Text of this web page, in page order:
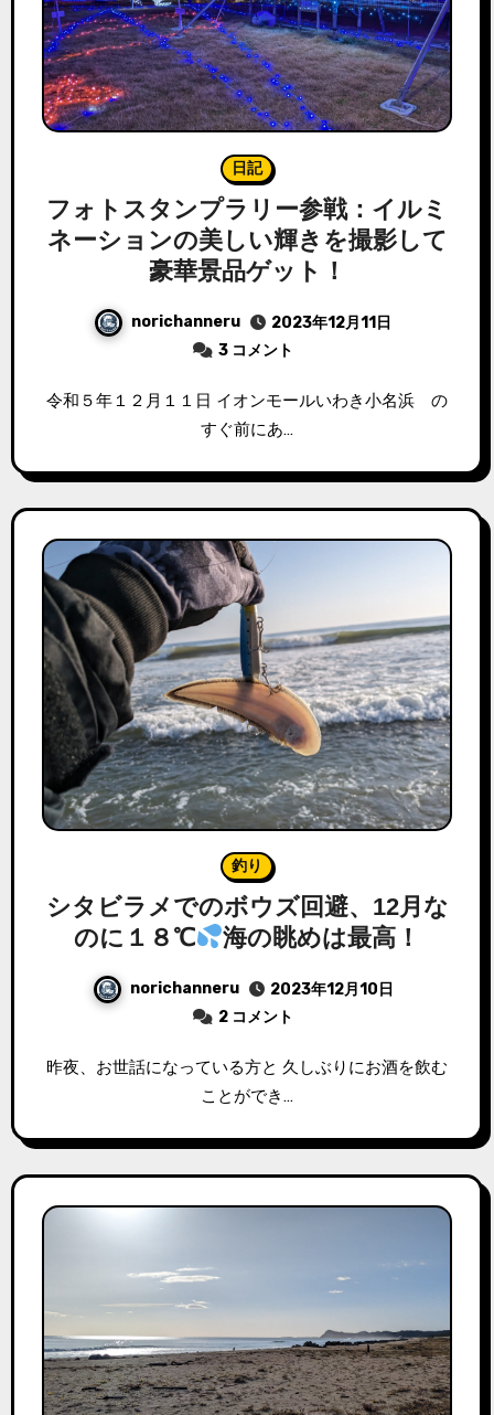
日記
フォトスタンプラリー参戦：イルミ
ネーションの美しい輝きを撮影して
豪華景品ゲット！
norichanneru
2023年12月11日
3 コメント
令和５年１２月１１日 イオンモールいわき小名浜 の
すぐ前にあ…
釣り
シタビラメでのボウズ回避、12月な
のに１８℃
海の眺めは最高！
norichanneru
2023年12月10日
2 コメント
昨夜、お世話になっている方と 久しぶりにお酒を飲む
ことができ…